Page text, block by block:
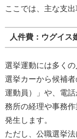
ここでは、主な支
人件費：ウグイス
選挙運動には多くの
選挙カーから候補
運動員）」や、電
務所の経理や事務
発生します。
ただし、公職選挙